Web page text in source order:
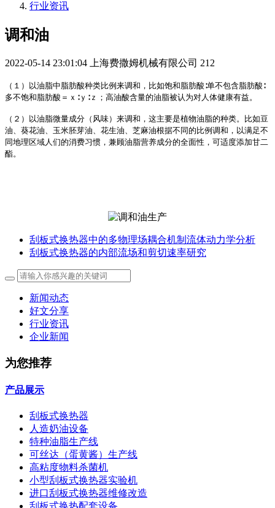
行业资讯
调和油
2022-05-14 23:01:04 上海费撒姆机械有限公司 212
（１）以油脂中脂肪酸种类比例来调和，比如饱和脂肪酸∶单不包含脂肪酸∶
多不饱和脂肪酸＝ｘ∶ｙ∶ｚ；高油酸含量的油脂被认为对人体健康有益。
（２）以油脂微量成分（风味）来调和，这主要是植物油脂的种类。比如豆
油、葵花油、玉米胚芽油、花生油、芝麻油根据不同的比例调和，以满足不
同地理区域人们的消费习惯，兼顾油脂营养成分的全面性，可适度添加甘二
酯。
刮板式换热器中的多物理场耦合机制流体动力学分析
刮板式换热器的内部流场和剪切速率研究
新闻动态
好文分享
行业资讯
企业新闻
为您推荐
产品展示
刮板式换热器
人造奶油设备
特种油脂生产线
可丝达（蛋黄酱）生产线
高粘度物料杀菌机
小型刮板式换热器实验机
进口刮板式换热器维修改造
刮板式换热配套设备